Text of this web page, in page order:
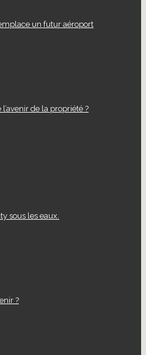
un futur aéroport
de la propriété ?
sous les eaux.
?